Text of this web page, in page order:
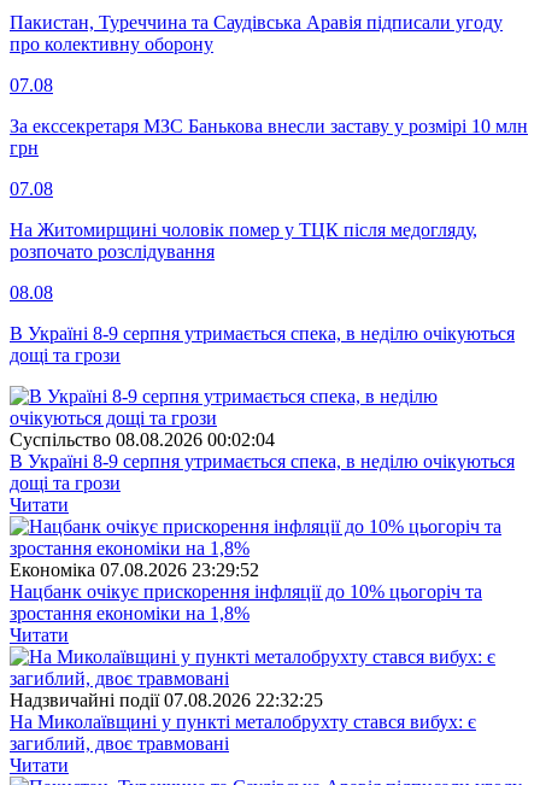
Пакистан, Туреччина та Саудівська Аравія підписали угоду
про колективну оборону
07.08
За екссекретаря МЗС Банькова внесли заставу у розмірі 10 млн
грн
07.08
На Житомирщині чоловік помер у ТЦК після медогляду,
розпочато розслідування
08.08
В Україні 8-9 серпня утримається спека, в неділю очікуються
дощі та грози
Суспiльство 08.08.2026 00:02:04
В Україні 8-9 серпня утримається спека, в неділю очікуються
дощі та грози
Читати
Економіка 07.08.2026 23:29:52
Нацбанк очікує прискорення інфляції до 10% цьогоріч та
зростання економіки на 1,8%
Читати
Надзвичайні події 07.08.2026 22:32:25
На Миколаївщині у пункті металобрухту стався вибух: є
загиблий, двоє травмовані
Читати